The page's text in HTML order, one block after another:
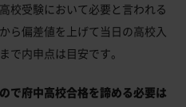
校受験において必要と言われる
ら偏差値を上げて当日の高校入
で内申点は目安です。
で府中高校合格を諦める必要は